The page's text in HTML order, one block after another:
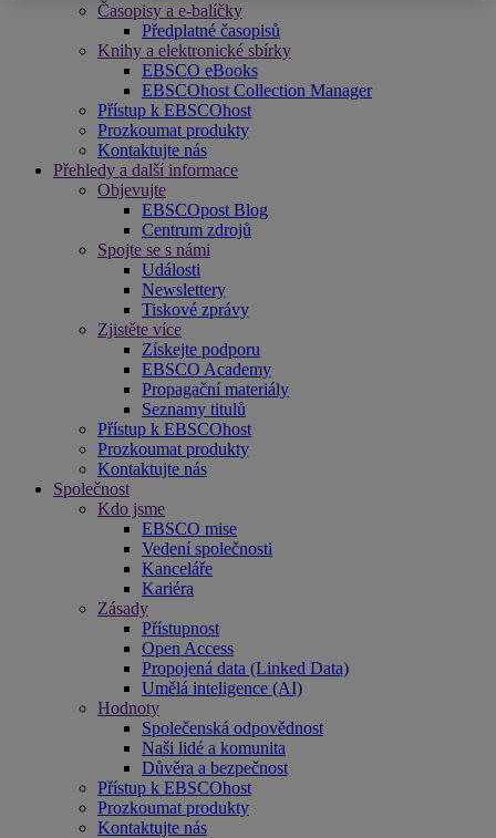
Časopisy a e-balíčky
Předplatné časopisů
Knihy a elektronické sbírky
EBSCO eBooks
EBSCOhost Collection Manager
Přístup k EBSCOhost
Prozkoumat produkty
Kontaktujte nás
Přehledy a další informace
Objevujte
EBSCOpost Blog
Centrum zdrojů
Spojte se s námi
Události
Newslettery
Tiskové zprávy
Zjistěte více
Získejte podporu
EBSCO Academy
Propagační materiály
Seznamy titulů
Přístup k EBSCOhost
Prozkoumat produkty
Kontaktujte nás
Společnost
Kdo jsme
EBSCO mise
Vedení společnosti
Kanceláře
Kariéra
Zásady
Přístupnost
Open Access
Propojená data (Linked Data)
Umělá inteligence (AI)
Hodnoty
Společenská odpovědnost
Naši lidé a komunita
Důvěra a bezpečnost
Přístup k EBSCOhost
Prozkoumat produkty
Kontaktujte nás